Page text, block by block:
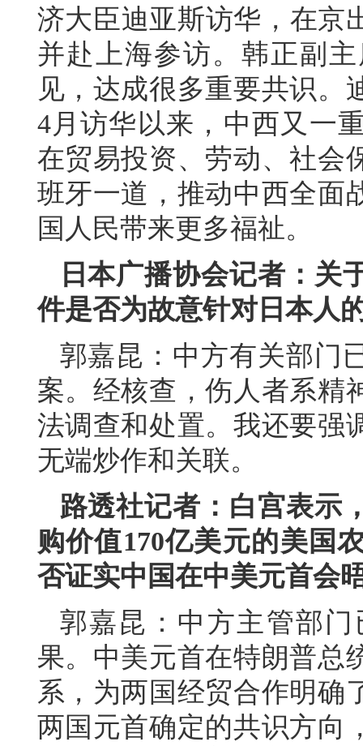
济大臣迪亚斯访华，在京
并赴上海参访。韩正副
见，达成很多重要共识。
4月访华以来，中西又一
在贸易投资、劳动、社会
班牙一道，推动中西全面
国人民带来更多福祉。
日本广播协会记者：关
件是否为故意针对日本人
郭嘉昆：中方有关部门
案。经核查，伤人者系精
法调查和处置。我还要强
无端炒作和关联。
路透社记者：白宫表示
购价值170亿美元的美国
否证实中国在中美元首会
郭嘉昆：中方主管部
果。中美元首在特朗普总
系，为两国经贸合作明确
两国元首确定的共识方向